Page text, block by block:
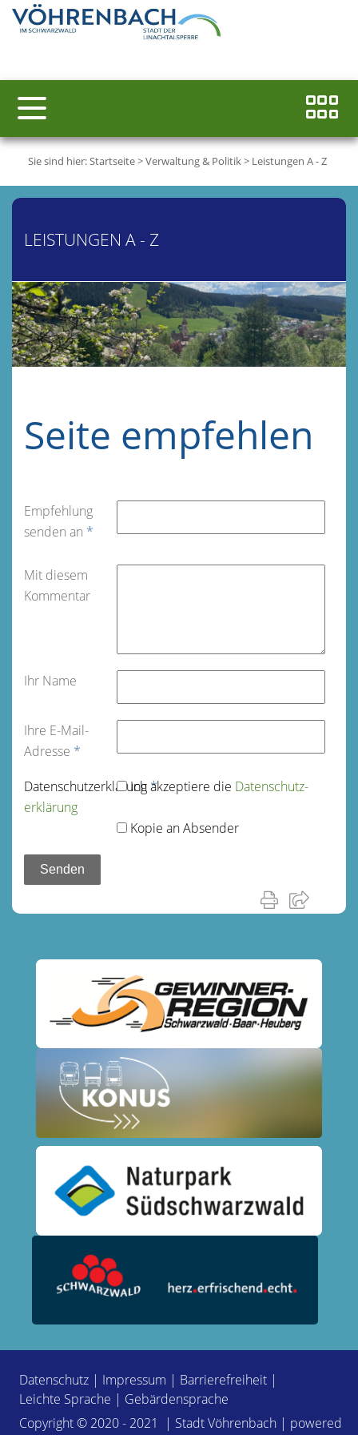
Sie sind hier:Startseite>Verwaltung & Politik> Leistungen A - Z
LEISTUNGEN A - Z
Seite empfehlen
Empfehlung
senden an *
Mit diesem
Kommentar
Ihr Name
Ihre E-Mail-
Adresse *
Datenschutz­erklärung*
Ich akzeptiere die Datenschutz­
erklärung
Kopie an Absender
Datenschutz | Impressum | Barrierefreiheit |
Leichte Sprache | Gebärdensprache
Copyright © 2020 - 2021 | Stadt Vöhrenbach | powered